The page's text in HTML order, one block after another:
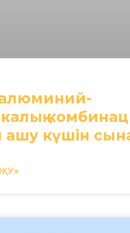
алюминий-
ашу күшін
»